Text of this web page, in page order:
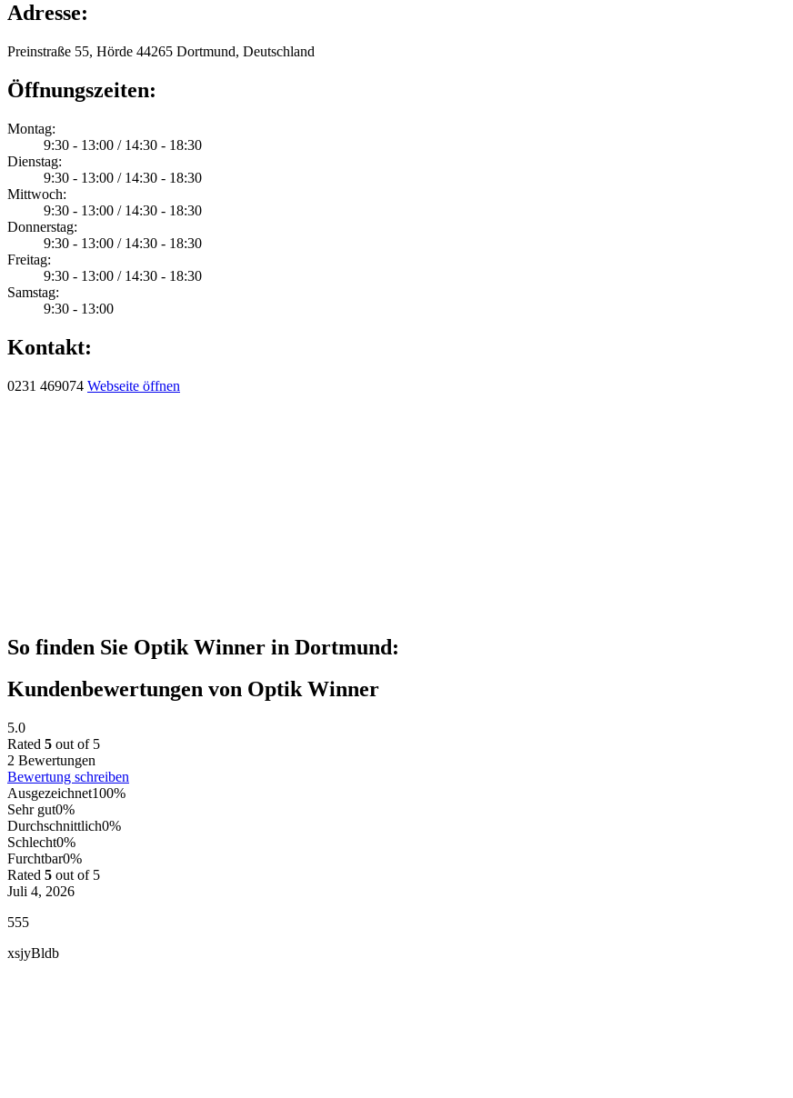
Adresse:
Preinstraße 55, Hörde 44265 Dortmund, Deutschland
Öffnungszeiten:
Montag:
9:30 - 13:00 / 14:30 - 18:30
Dienstag:
9:30 - 13:00 / 14:30 - 18:30
Mittwoch:
9:30 - 13:00 / 14:30 - 18:30
Donnerstag:
9:30 - 13:00 / 14:30 - 18:30
Freitag:
9:30 - 13:00 / 14:30 - 18:30
Samstag:
9:30 - 13:00
Kontakt:
0231 469074 Webseite öffnen
So finden Sie Optik Winner in Dortmund:
Kundenbewertungen von Optik Winner
5.0
Rated 5 out of 5
2 Bewertungen
Bewertung schreiben
Ausgezeichnet100%
Sehr gut0%
Durchschnittlich0%
Schlecht0%
Furchtbar0%
Rated 5 out of 5
Juli 4, 2026
555
xsjyBldb